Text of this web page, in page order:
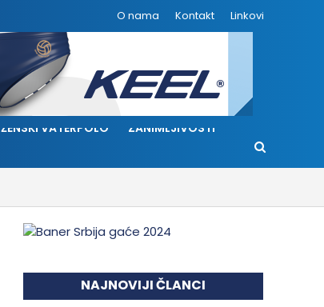
O nama Kontakt Linkovi
ŽENSKI VATERPOLO ZANIMLJIVOSTI
NAJNOVIJI ČLANCI